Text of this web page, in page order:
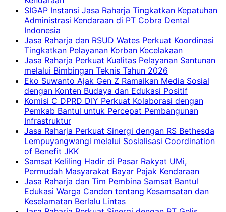
SIGAP Instansi Jasa Raharja Tingkatkan Kepatuhan
Administrasi Kendaraan di PT Cobra Dental
Indonesia
Jasa Raharja dan RSUD Wates Perkuat Koordinasi
Tingkatkan Pelayanan Korban Kecelakaan
Jasa Raharja Perkuat Kualitas Pelayanan Santunan
melalui Bimbingan Teknis Tahun 2026
Eko Suwanto Ajak Gen Z Ramaikan Media Sosial
dengan Konten Budaya dan Edukasi Positif
Komisi C DPRD DIY Perkuat Kolaborasi dengan
Pemkab Bantul untuk Percepat Pembangunan
Infrastruktur
Jasa Raharja Perkuat Sinergi dengan RS Bethesda
Lempuyangwangi melalui Sosialisasi Coordination
of Benefit JKK
Samsat Keliling Hadir di Pasar Rakyat UMi,
Permudah Masyarakat Bayar Pajak Kendaraan
Jasa Raharja dan Tim Pembina Samsat Bantul
Edukasi Warga Canden tentang Kesamsatan dan
Keselamatan Berlalu Lintas